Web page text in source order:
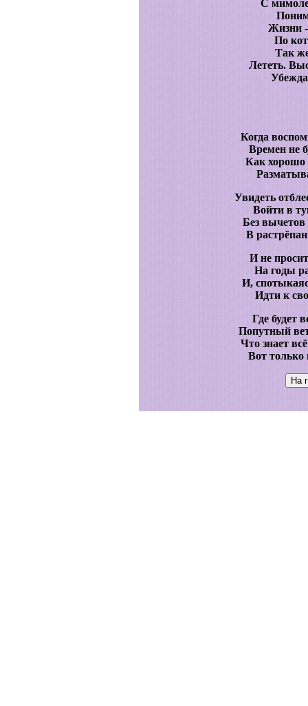
С
Жизни -
По
Так
Лететь.
Когда
Времен не
Как хорошо
Увидеть
Войти в
Без вычетов
В
И не
На годы
И,
Идти к
Где будет
Попутный
Что знает
Вот только